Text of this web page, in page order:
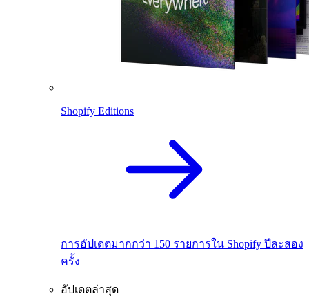
Shopify Editions
การอัปเดตมากกว่า 150 รายการใน Shopify ปีละสอง
ครั้ง
อัปเดตล่าสุด